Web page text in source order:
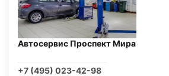
Автосервис Проспект Мира
+7 (495) 023-42-98